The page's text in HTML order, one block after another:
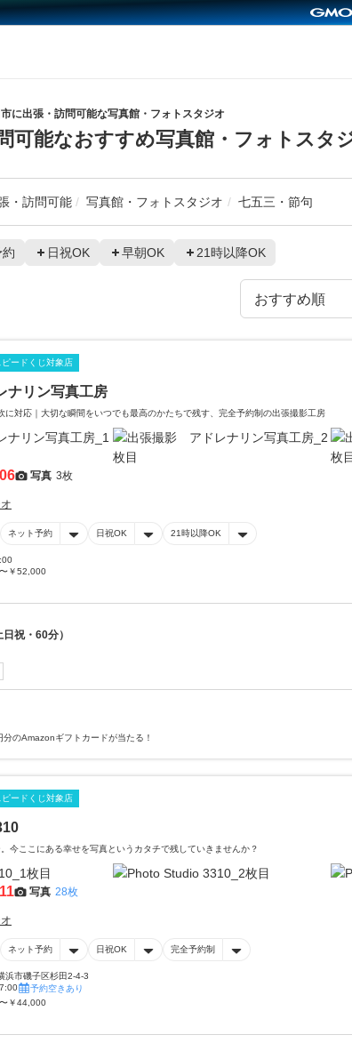
に出張・訪問可能な写真館・フォトスタジオ
可能なおすすめ写真館・フォトスタ
・訪問可能 写真館・フォトスタジオ 七五三・節句
日祝OK 早朝OK 21時以降OK
ードくじ対象店
リン写真工房
に対応｜大切な瞬間をいつでも最高のかたちで残す、完全予約制の出張撮影工房
写真 3枚
ネット予約 日祝OK 21時以降OK
￥52,000
祝・60分）
のAmazonギフトカードが当たる！
ードくじ対象店
今ここにある幸せを写真というカタチで残していきませんか？
写真 28枚
ネット予約 日祝OK 完全予約制
浜市磯子区杉田2-4-3
予約空きあり
￥44,000